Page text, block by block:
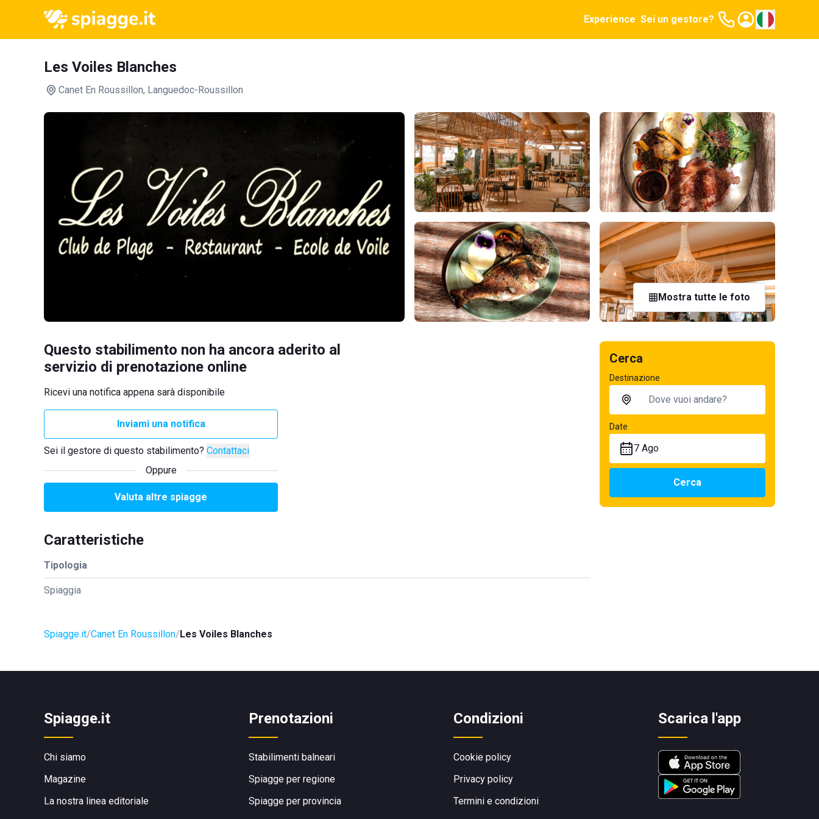
Experience Sei un gestore?
Les Voiles Blanches
Canet En Roussillon, Languedoc-Roussillon
Mostra tutte le foto
Questo stabilimento non ha ancora aderito al
servizio di prenotazione online
Ricevi una notifica appena sarà disponibile
Inviami una notifica
Sei il gestore di questo stabilimento? Contattaci
Oppure
Valuta altre spiagge
Caratteristiche
Tipologia
Spiaggia
Spiagge.it Canet En Roussillon Les Voiles Blanches
Cerca
Destinazione
Date
7 Ago
Cerca
Spiagge.it
Chi siamo
Magazine
La nostra linea editoriale
Prenotazioni
Stabilimenti balneari
Spiagge per regione
Spiagge per provincia
Condizioni
Cookie policy
Privacy policy
Termini e condizioni
Scarica l'app